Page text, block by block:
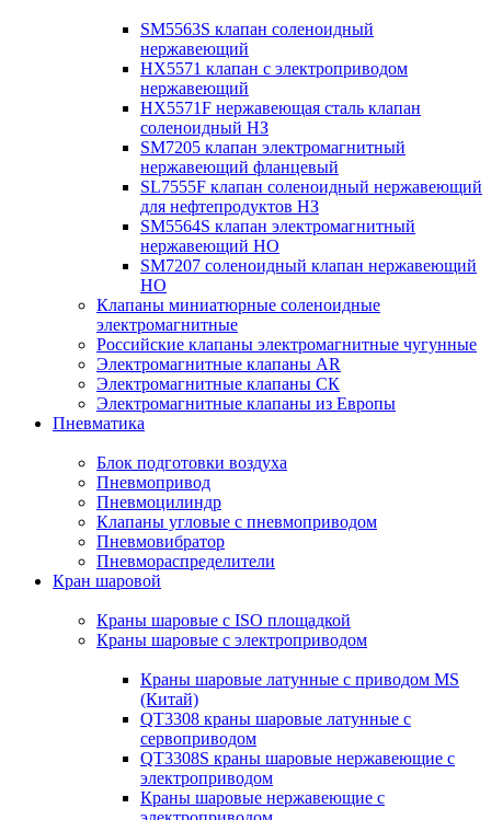
SM5563S клапан соленоидный
нержавеющий
HX5571 клапан с электроприводом
нержавеющий
HX5571F нержавеющая сталь клапан
соленоидный НЗ
SM7205 клапан электромагнитный
нержавеющий фланцевый
SL7555F клапан соленоидный нержавеющий
для нефтепродуктов НЗ
SM5564S клапан электромагнитный
нержавеющий НО
SM7207 соленоидный клапан нержавеющий
НО
Клапаны миниатюрные соленоидные
электромагнитные
Российские клапаны электромагнитные чугунные
Электромагнитные клапаны AR
Электромагнитные клапаны СК
Электромагнитные клапаны из Европы
Пневматика
Блок подготовки воздуха
Пневмопривод
Пневмоцилиндр
Клапаны угловые с пневмоприводом
Пневмовибратор
Пневмораспределители
Кран шаровой
Краны шаровые с ISO площадкой
Краны шаровые с электроприводом
Краны шаровые латунные с приводом MS
(Китай)
QT3308 краны шаровые латунные с
сервоприводом
QT3308S краны шаровые нержавеющие с
электроприводом
Краны шаровые нержавеющие с